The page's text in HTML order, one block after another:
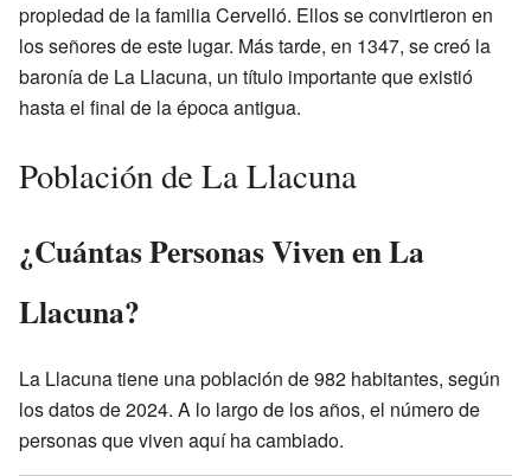
propiedad de la familia Cervelló. Ellos se convirtieron en
los señores de este lugar. Más tarde, en 1347, se creó la
baronía de La Llacuna, un título importante que existió
hasta el final de la época antigua.
Población de La Llacuna
¿Cuántas Personas Viven en La
Llacuna?
La Llacuna tiene una población de 982 habitantes, según
los datos de 2024. A lo largo de los años, el número de
personas que viven aquí ha cambiado.